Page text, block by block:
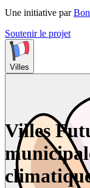
Une initiative par
Soutenir le projet
Villes
Villes